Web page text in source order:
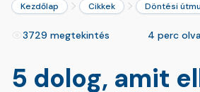
Kezdőlap Cikkek Döntési
3729 megtekintés 4 perc
5 dolog, amit